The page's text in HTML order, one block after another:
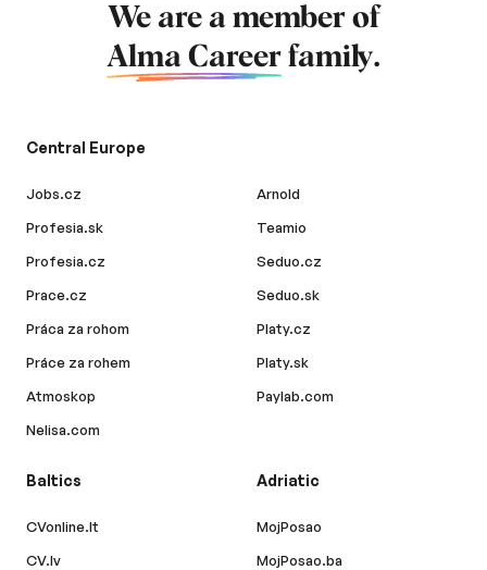
We are a member of
Alma Career family.
Central Europe
Jobs.cz
Profesia.sk
Profesia.cz
Prace.cz
Práca za rohom
Práce za rohem
Atmoskop
Nelisa.com
Arnold
Teamio
Seduo.cz
Seduo.sk
Platy.cz
Platy.sk
Paylab.com
Baltics
CVonline.lt
CV.lv
Adriatic
MojPosao
MojPosao.ba